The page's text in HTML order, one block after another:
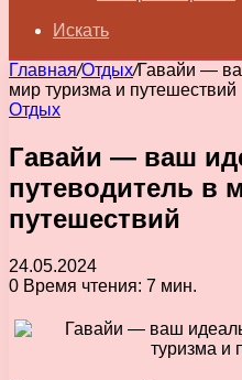
Искать
Главная/Отдых/Гавайи —
мир туризма и путешествий
Отдых
Гавайи — ваш
путеводитель в
путешествий
24.05.2024
0 Время чтения: 7 мин.